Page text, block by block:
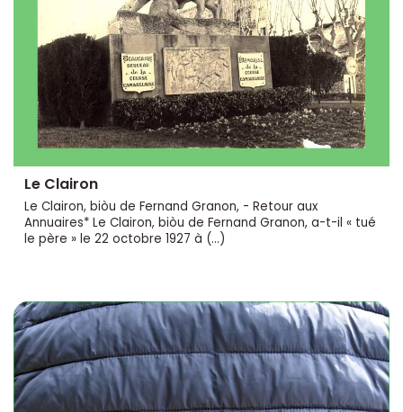
Le Clairon
Le Clairon, biòu de Fernand Granon, - Retour aux
Annuaires* Le Clairon, biòu de Fernand Granon, a-t-il « tué
le père » le 22 octobre 1927 à (…)